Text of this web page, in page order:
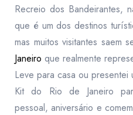
Recreio dos Bandeirantes,
que é um dos destinos
mas muitos visitantes saem
Janeiro que realmente
Leve para casa ou
Kit do Rio de Janeiro
pessoal, aniversário e